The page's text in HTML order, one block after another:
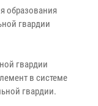
образования
гвардии
гвардии
в системе
гвардии.